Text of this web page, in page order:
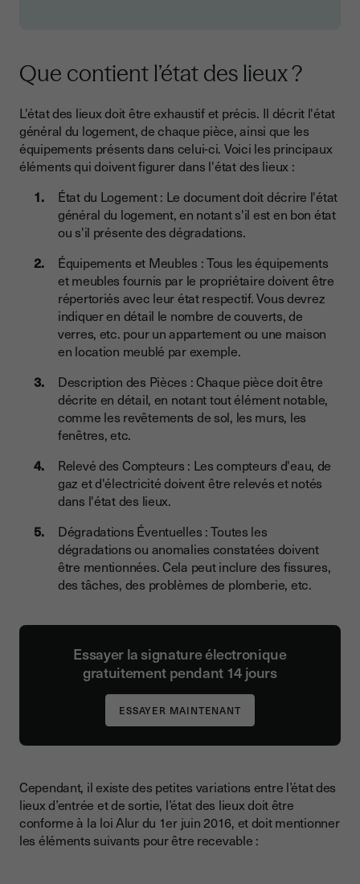
Que contient l’état des lieux ?
L'état des lieux doit être exhaustif et précis. Il décrit l'état
général du logement, de chaque pièce, ainsi que les
équipements présents dans celui-ci. Voici les principaux
éléments qui doivent figurer dans l'état des lieux :
État du Logement : Le document doit décrire l'état
général du logement, en notant s'il est en bon état
ou s'il présente des dégradations.
Équipements et Meubles : Tous les équipements
et meubles fournis par le propriétaire doivent être
répertoriés avec leur état respectif. Vous devrez
indiquer en détail le nombre de couverts, de
verres, etc. pour un appartement ou une maison
en location meublé par exemple.
Description des Pièces : Chaque pièce doit être
décrite en détail, en notant tout élément notable,
comme les revêtements de sol, les murs, les
fenêtres, etc.
Relevé des Compteurs : Les compteurs d'eau, de
gaz et d'électricité doivent être relevés et notés
dans l'état des lieux.
Dégradations Éventuelles : Toutes les
dégradations ou anomalies constatées doivent
être mentionnées. Cela peut inclure des fissures,
des tâches, des problèmes de plomberie, etc.
Essayer la signature électronique
gratuitement pendant 14 jours
Cependant, il existe des petites variations entre l’état des
lieux d’entrée et de sortie, l’état des lieux doit être
conforme à la loi Alur du 1er juin 2016, et doit mentionner
les éléments suivants pour être recevable :